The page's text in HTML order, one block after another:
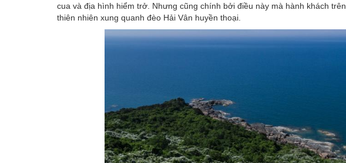
cua và địa hình hiểm trở. Nhưng cũng chính bởi điều này mà hành khách
thiên nhiên xung quanh đèo Hải Vân huyền thoại.